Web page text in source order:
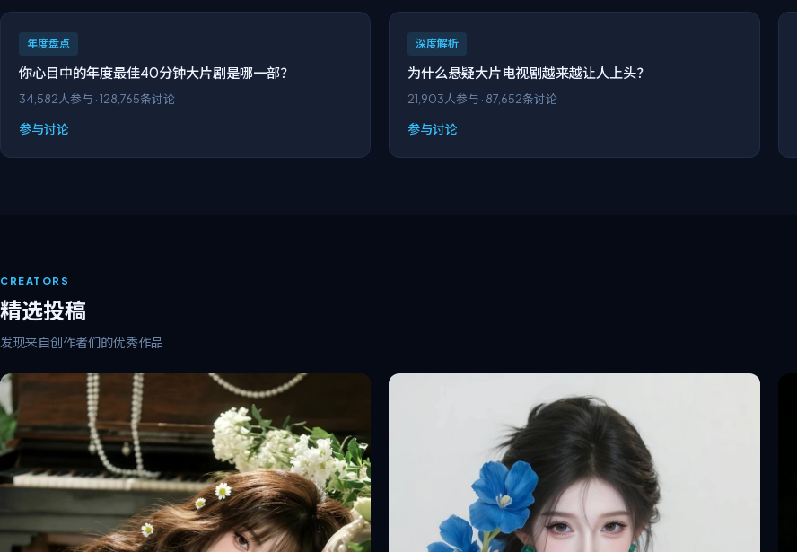
年度盘点
你心目中的年度最佳40分钟大片剧是哪一部？
34,582人参与 ·128,765条讨论
参与讨论
深度解析
为什么悬疑大片电视剧越来越让人上头？
21,903人参与 · 87,652条讨论
参与讨论
CREATORS
精选投稿
发现来自创作者们的优秀作品